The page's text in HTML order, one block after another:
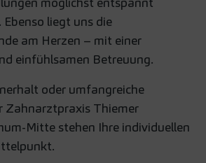
liegt uns die
am Herzen – mit einer
einfühlsamen Betreuung.
oder umfangreiche
Zahnarztpraxis Thiemer
Mitte stehen Ihre individuellen